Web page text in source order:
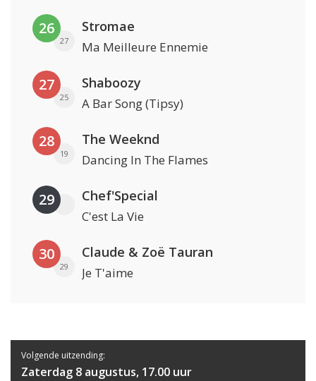
26
27
Stromae
Ma Meilleure Ennemie
27
25
Shaboozy
A Bar Song (Tipsy)
28
19
The Weeknd
Dancing In The Flames
29 Chef'Special
C'est La Vie
30
29
Claude & Zoë Tauran
Je T'aime
Volgende uitzending:
Zaterdag 8 augustus, 17.00 uur